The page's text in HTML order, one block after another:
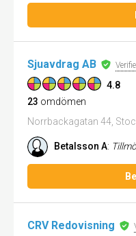
Sjuavdrag AB
4.8
23 omdömen
Norrbackagatan 44,
Betalsson A:
CRV Redovisning